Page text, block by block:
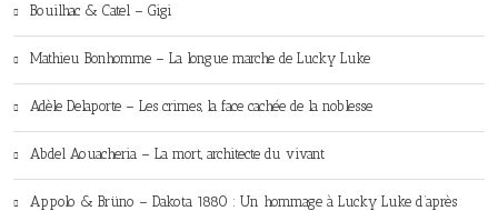
Bouilhac & Catel – Gigi
Mathieu Bonhomme – La longue marche de Lucky Luke
Adèle Delaporte – Les crimes, la face cachée de la noblesse
Abdel Aouacheria – La mort, architecte du vivant
Appolo & Brüno – Dakota 1880 : Un hommage à Lucky Luke d’après